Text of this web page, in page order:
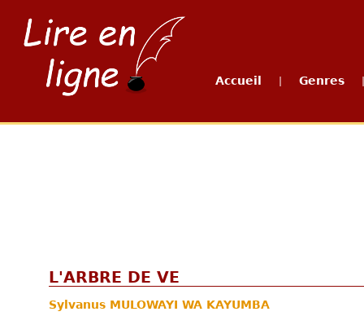
Accueil Genres
L'ARBRE DE VE
Sylvanus MULOWAYI WA KAYUMBA